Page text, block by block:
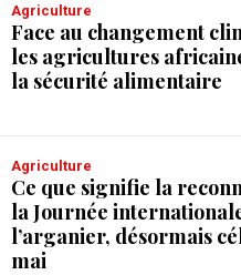
Agriculture
Face au changement
les agricultures
la sécurité alimentaire
Agriculture
Ce que signifie la
la Journée
l’arganier, désormais
mai